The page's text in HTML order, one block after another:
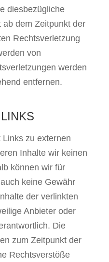
diesbezügliche
ab dem Zeitpunkt der
Rechtsverletzung
von
werden
entfernen.
zu externen
Inhalte wir keinen
können wir für
keine Gewähr
der verlinkten
Anbieter oder
Die
zum Zeitpunkt der
Rechtsverstöße